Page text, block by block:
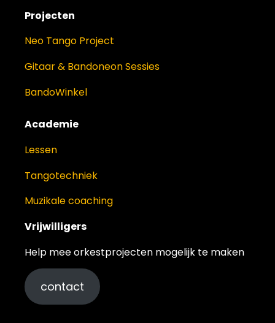
Projecten
Neo Tango Project
Gitaar & Bandoneon Sessies
BandoWinkel
Academie
Lessen
Tangotechniek
Muzikale coaching
Vrijwilligers
Help mee orkestprojecten mogelijk te maken
contact